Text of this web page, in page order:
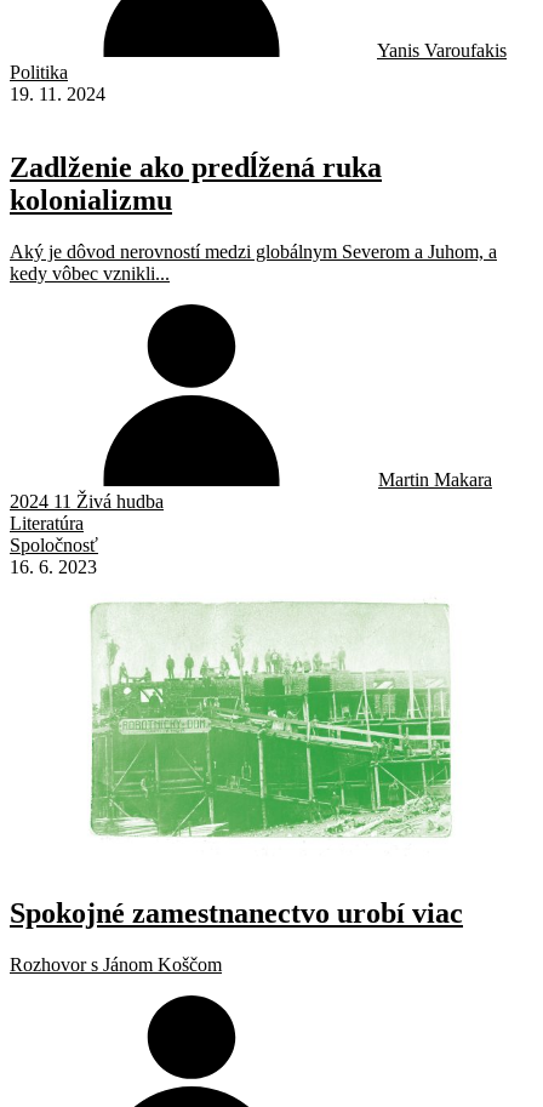
Yanis Varoufakis
Politika
19. 11. 2024
Zadlženie ako predĺžená ruka
kolonializmu
Aký je dôvod nerovností medzi globálnym Severom a Juhom, a
kedy vôbec vznikli...
Martin Makara
2024 11 Živá hudba
Literatúra
Spoločnosť
16. 6. 2023
Spokojné zamestnanectvo urobí viac
Rozhovor s Jánom Koščom